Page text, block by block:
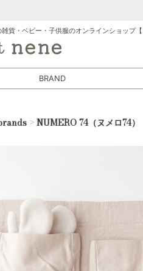
貨・ベビー・子供服のオンラインショップ
BRAND
>NUMERO 74（ヌメロ74）